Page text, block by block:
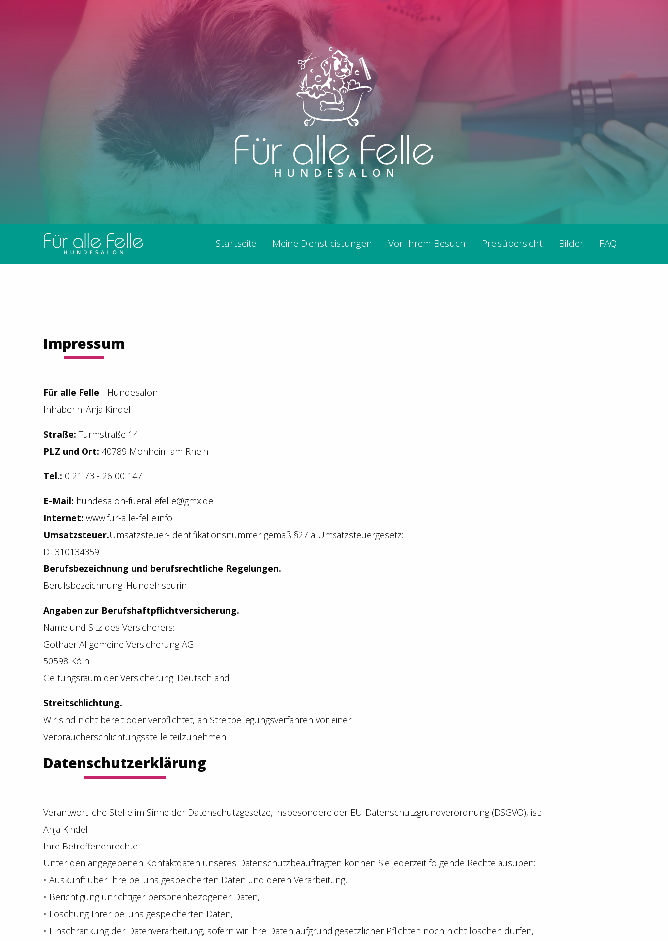
Startseite Meine Dienstleistungen Vor Ihrem Besuch Preisübersicht Bilder FAQ
Impressum
Für alle Felle - Hundesalon
Inhaberin: Anja Kindel
Straße: Turmstraße 14
PLZ und Ort: 40789 Monheim am Rhein
Tel.: 0 21 73 - 26 00 147
E-Mail: hundesalon-fuerallefelle@gmx.de
Internet: www.für-alle-felle.info
Umsatzsteuer.Umsatzsteuer-Identifikationsnummer gemäß §27 a Umsatzsteuergesetz:
DE310134359
Berufsbezeichnung und berufsrechtliche Regelungen.
Berufsbezeichnung: Hundefriseurin
Angaben zur Berufshaftpflichtversicherung.
Name und Sitz des Versicherers:
Gothaer Allgemeine Versicherung AG
50598 Köln
Geltungsraum der Versicherung: Deutschland
Streitschlichtung.
Wir sind nicht bereit oder verpflichtet, an Streitbeilegungsverfahren vor einer
Verbraucherschlichtungsstelle teilzunehmen
Datenschutzerklärung
Verantwortliche Stelle im Sinne der Datenschutzgesetze, insbesondere der EU-Datenschutzgrundverordnung (DSGVO), ist:
Anja Kindel
Ihre Betroffenenrechte
Unter den angegebenen Kontaktdaten unseres Datenschutzbeauftragten können Sie jederzeit folgende Rechte ausüben:
• Auskunft über Ihre bei uns gespeicherten Daten und deren Verarbeitung,
• Berichtigung unrichtiger personenbezogener Daten,
• Löschung Ihrer bei uns gespeicherten Daten,
• Einschränkung der Datenverarbeitung, sofern wir Ihre Daten aufgrund gesetzlicher Pflichten noch nicht löschen dürfen,